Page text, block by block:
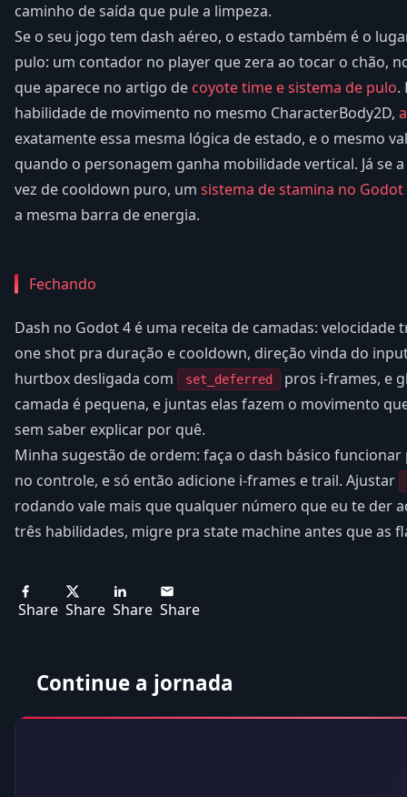
caminho de saída que pule a limpeza.
Se o seu jogo tem dash aéreo, o estado também é o
pulo: um contador no player que zera ao tocar o chão,
que aparece no artigo decoyote time e sistema de pulo.
habilidade de movimento no mesmo CharacterBody2D,
exatamente essa mesma lógica de estado, e o mesmo
quando o personagem ganha mobilidade vertical. Já se
vez de cooldown puro, um sistema de stamina no Godot
a mesma barra de energia.
Fechando
Dash no Godot 4 é uma receita de camadas:
one shot pra duração e cooldown, direção vinda do
hurtbox desligada com
set_deferred
pros i-frames, e
camada é pequena, e juntas elas fazem o movimento
sem saber explicar por quê.
Minha sugestão de ordem: faça o dash básico
no controle, e só então adicione i-frames e trail. Ajustar
rodando vale mais que qualquer número que eu te der
três habilidades, migre pra state machine antes que as
Share Share Share Share
Continue a jornada